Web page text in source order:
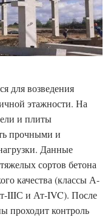
для возведения
этажности. На
и плиты
прочными и
Данные
сортов бетона
качества (классы А-
IIIС и Ат-IVC). После
проходит контроль